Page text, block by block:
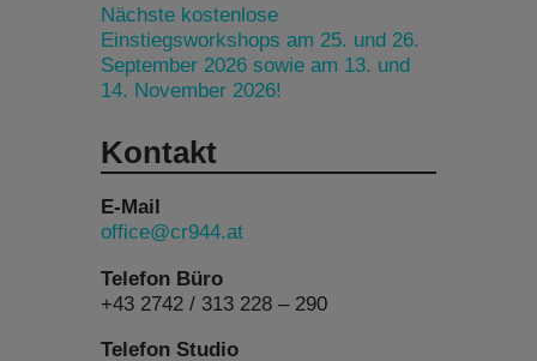
Nächste kostenlose
Einstiegsworkshops am 25. und 26.
September 2026 sowie am 13. und
14. November 2026!
Kontakt
E-Mail
office@cr944.at
Telefon Büro
+43 2742 / 313 228 – 290
Telefon Studio